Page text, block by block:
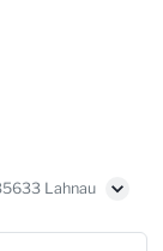
Lahnau